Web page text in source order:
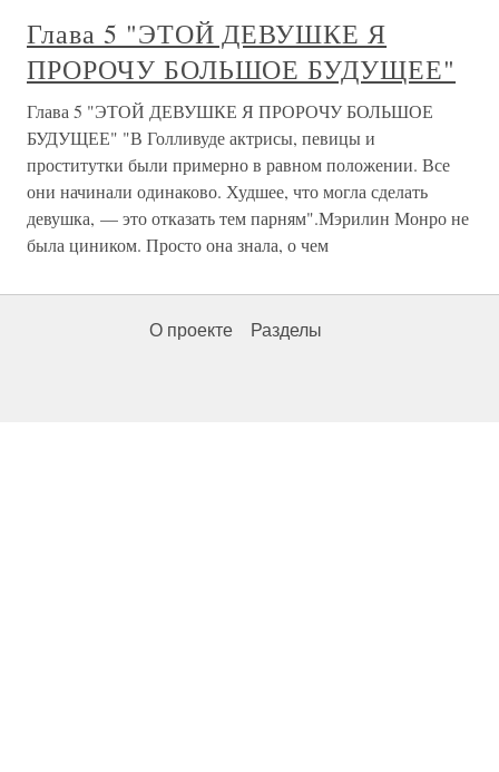
Глава 5 "ЭТОЙ ДЕВУШКЕ Я
ПРОРОЧУ БОЛЬШОЕ БУДУЩЕЕ"
Глава 5 "ЭТОЙ ДЕВУШКЕ Я ПРОРОЧУ БОЛЬШОЕ
БУДУЩЕЕ" "В Голливуде актрисы, певицы и
проститутки были примерно в равном положении. Все
они начинали одинаково. Худшее, что могла сделать
девушка, — это отказать тем парням".Мэрилин Монро не
была циником. Просто она знала, о чем
О проекте Разделы